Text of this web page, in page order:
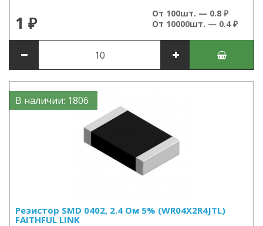
1 ₽
От 100шт. — 0.8 ₽
От 10000шт. — 0.4 ₽
В наличии: 1806
Резистор SMD 0402, 2.4 Ом 5% (WR04X2R4JTL)
FAITHFUL LINK